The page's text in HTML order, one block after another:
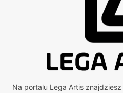
Na portalu Lega Artis